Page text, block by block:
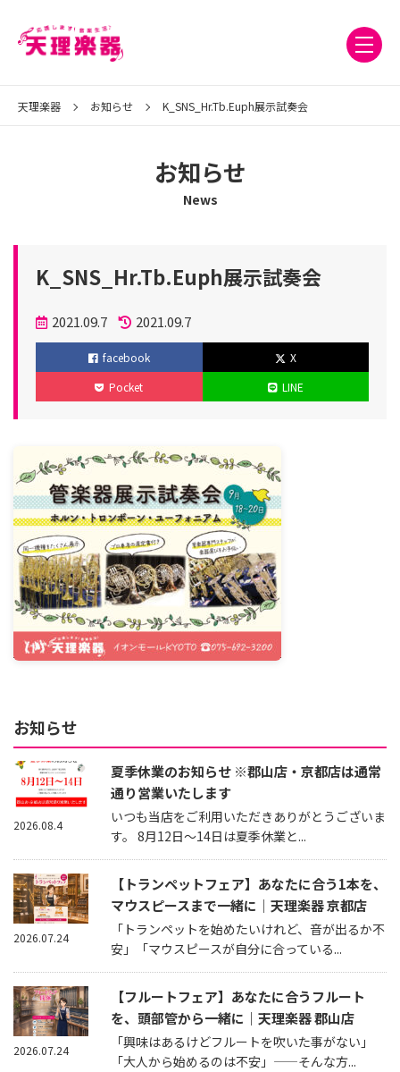
天理楽器 お知らせ K_SNS_Hr.Tb.Euph展示試奏会
お知らせ
News
K_SNS_Hr.Tb.Euph展示試奏会
投
稿
日
2021.09.7
更
新
2021.09.7
facebook
X
Pocket
LINE
お知らせ
夏季休業のお知らせ ※郡山店・京都店は通常
通り営業いたします
いつも当店をご利用いただきありがとうございま
す。 8月12日～14日は夏季休業と...
2026.08.4
【トランペットフェア】あなたに合う1本を、
マウスピースまで一緒に｜天理楽器 京都店
「トランペットを始めたいけれど、音が出るか不
安」「マウスピースが自分に合っている...
2026.07.24
【フルートフェア】あなたに合うフルート
を、頭部管から一緒に｜天理楽器 郡山店
「興味はあるけどフルートを吹いた事がない」
「大人から始めるのは不安」——そんな方...
2026.07.24